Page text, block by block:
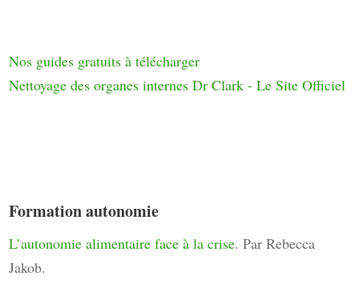
Nos guides gratuits à télécharger
Nettoyage des organes internes Dr Clark - Le Site Officiel
Formation autonomie
L’autonomie alimentaire face à la crise. Par Rebecca
Jakob.